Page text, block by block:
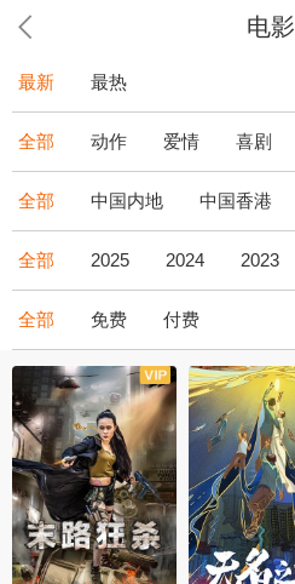
电影
最新 最热
全部 动作 爱情 喜剧
全部 中国内地 中国香港
全部 2025 2024 2023
全部 免费 付费